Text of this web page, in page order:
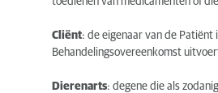
Cliënt: de eigenaar van de
Behandelingsovereenkomst
Dierenarts: degene die als